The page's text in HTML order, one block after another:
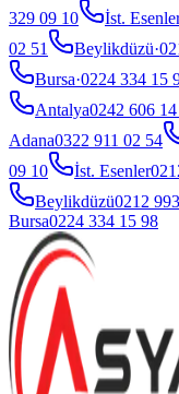
329 09 10
İst.
02 51
Beylikdüzü·
Bursa·0224 334 15
Antalya0242 606
Adana0322 911 02 54
09 10
İst. Esenler
Beylikdüzü0212
Bursa0224 334 15 98